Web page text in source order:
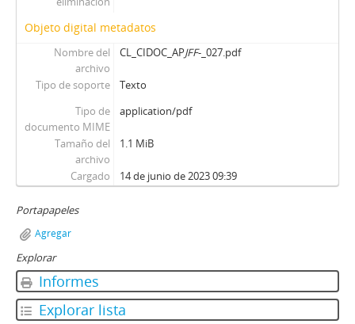
Objeto digital metadatos
Nombre del
archivo
CL_CIDOC_APJFF-_027.pdf
Tipo de soporte
Texto
Tipo de
documento MIME
application/pdf
Tamaño del
archivo
1.1 MiB
Cargado 14 de junio de 2023 09:39
Portapapeles
Agregar
Explorar
Informes
Explorar lista